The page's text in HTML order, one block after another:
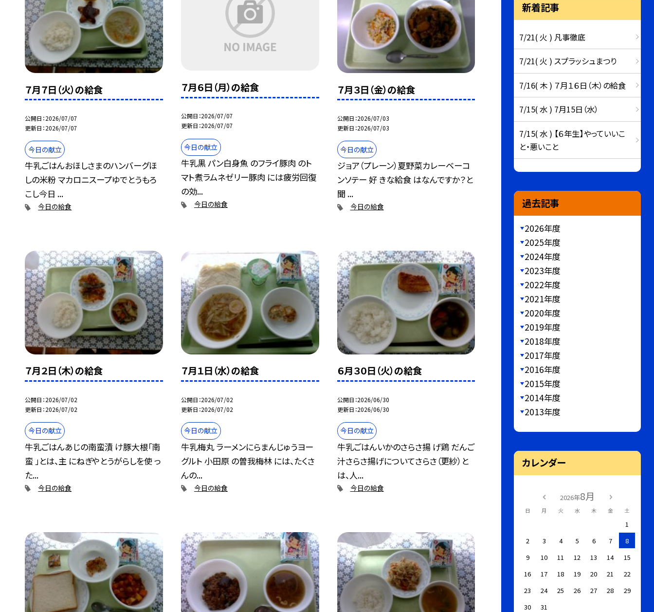
７月７日（火）の給食
公開日 2026/07/07
更新日 2026/07/07
今日の献立
牛乳ごはんおほしさまのハンバーグほ
しの米粉 マカロニスープゆでとうもろ
こし今日 ...
今日の給食
７月６日（月）の給食
公開日 2026/07/07
更新日 2026/07/07
今日の献立
牛乳黒 パン白身魚 のフライ豚肉 のト
マト煮ラムネゼリー豚肉 には疲労回復
の効...
今日の給食
７月３日（金）の給食
公開日 2026/07/03
更新日 2026/07/03
今日の献立
ジョア（プレーン）夏野菜カレーベーコ
ンソテー 好 きな給食 はなんですか？と
聞 ...
今日の給食
７月２日（木）の給食
公開日 2026/07/02
更新日 2026/07/02
今日の献立
牛乳ごはんあじの南蛮漬 け豚大根「南
蛮 」とは、主 にねぎやとうがらしを使 っ
た...
今日の給食
７月１日（水）の給食
公開日 2026/07/02
更新日 2026/07/02
今日の献立
牛乳梅丸 ラーメンにらまんじゅうヨー
グルト 小田原 の曽我梅林 には、たくさ
んの...
今日の給食
６月３０日（火）の給食
公開日 2026/06/30
更新日 2026/06/30
今日の献立
牛乳ごはんいかのさらさ揚 げ鶏 だんご
汁さらさ揚げについてさらさ（更紗）と
は、人...
今日の給食
新着記事
7/21( 火 ) 凡事徹底
7/21( 火 ) スプラッシュまつり
7/16( 木 ) ７月１６日（木）の給食
7/15( 水 ) 7月15日（水）
7/15( 水 ) 【６年生】やっていいこ
と・悪いこと
過去記事
2026年度
2025年度
2024年度
2023年度
2022年度
2021年度
2020年度
2019年度
2018年度
2017年度
2016年度
2015年度
2014年度
2013年度
カレンダー
2026年8月
日 月 火 水 木 金 土
1
2
3 4 5 6 7
8
9
10 11 12 13 14
15
16
17 18 19 20 21
22
23
24 25 26 27 28
29
30
31